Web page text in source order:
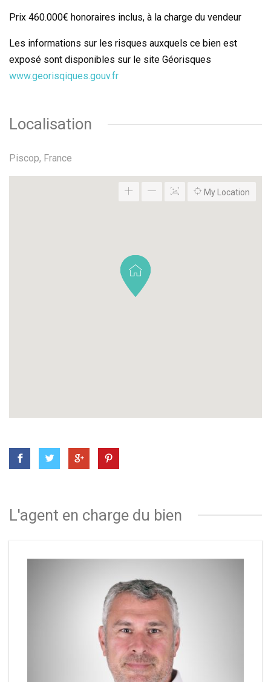
Prix 460.000€ honoraires inclus, à la charge du vendeur
Les informations sur les risques auxquels ce bien est
exposé sont disponibles sur le site Géorisques
www.georisqiques.gouv.fr
Localisation
Piscop, France
My Location
L'agent en charge du bien